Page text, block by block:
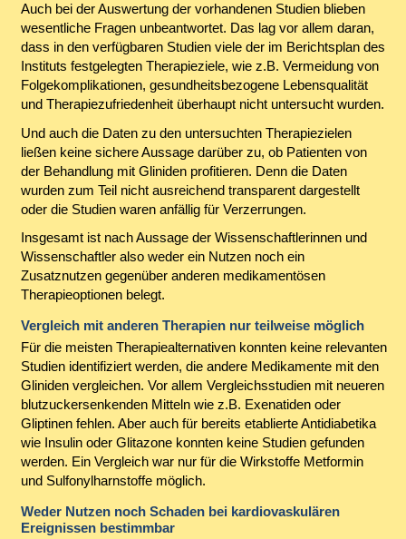
Auch bei der Auswertung der vorhandenen Studien blieben
wesentliche Fragen unbeantwortet. Das lag vor allem daran,
dass in den verfügbaren Studien viele der im Berichtsplan des
Instituts festgelegten Therapieziele, wie z.B. Vermeidung von
Folgekomplikationen, gesundheitsbezogene Lebensqualität
und Therapiezufriedenheit überhaupt nicht untersucht wurden.
Und auch die Daten zu den untersuchten Therapiezielen
ließen keine sichere Aussage darüber zu, ob Patienten von
der Behandlung mit Gliniden profitieren. Denn die Daten
wurden zum Teil nicht ausreichend transparent dargestellt
oder die Studien waren anfällig für Verzerrungen.
Insgesamt ist nach Aussage der Wissenschaftlerinnen und
Wissenschaftler also weder ein Nutzen noch ein
Zusatznutzen gegenüber anderen medikamentösen
Therapieoptionen belegt.
Vergleich mit anderen Therapien nur teilweise möglich
Für die meisten Therapiealternativen konnten keine relevanten
Studien identifiziert werden, die andere Medikamente mit den
Gliniden vergleichen. Vor allem Vergleichsstudien mit neueren
blutzuckersenkenden Mitteln wie z.B. Exenatiden oder
Gliptinen fehlen. Aber auch für bereits etablierte Antidiabetika
wie Insulin oder Glitazone konnten keine Studien gefunden
werden. Ein Vergleich war nur für die Wirkstoffe Metformin
und Sulfonylharnstoffe möglich.
Weder Nutzen noch Schaden bei kardiovaskulären
Ereignissen bestimmbar